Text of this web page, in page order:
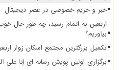
خبر و حریم خصوصی در عصر دیجیتال
اربعین به اتمام رسید، چه طور حال
بیاوریم؟
تکمیل بزرگترین مجتمع اسکان زوار
برگزاری اولین پویش رسانه ای إنا علی